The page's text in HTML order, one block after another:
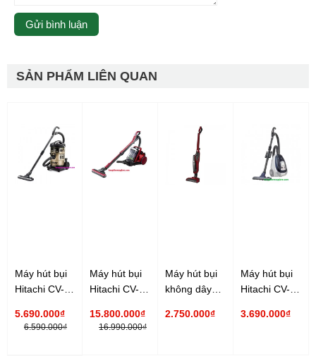
SẢN PHẨM LIÊN QUAN
Máy hút bụi
Hitachi CV-
5.690.000₫
6.590.000₫
Máy hút bụi
Hitachi CV-
2300W
15.800.000₫
16.990.000₫
Máy hút bụi
không dây
X85M
2.750.000₫
Máy hút bụi
Hitachi CV-
2000W, điều
3.690.000₫